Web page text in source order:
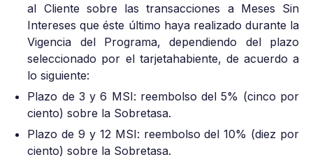
al Cliente sobre las transacciones a Meses Sin
Intereses que éste último haya realizado durante la
Vigencia del Programa, dependiendo del plazo
seleccionado por el tarjetahabiente, de acuerdo a
lo siguiente:
Plazo de 3 y 6 MSI: reembolso del 5% (cinco por
ciento) sobre la Sobretasa.
Plazo de 9 y 12 MSI: reembolso del 10% (diez por
ciento) sobre la Sobretasa.